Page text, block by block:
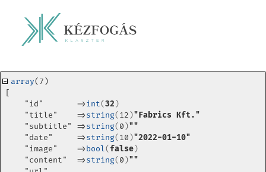
array(7)
[
    "id"       =>
int(32 )
    "title"    =>
string( 12 )"Fabrics Kft."
    "subtitle" =>
string( 0 )""
    "date"     =>
string( 10 )"2022-01-10"
    "image"    =>
bool( false)
    "content"  =>
string( 0 )""